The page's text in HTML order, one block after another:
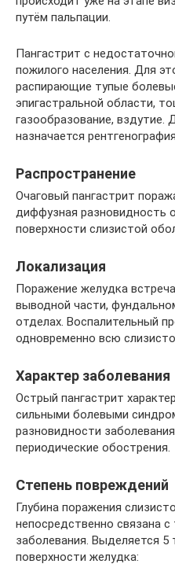
путём пальпации.
Пангастрит с
пожилого населения. Для
распирающие тупые
эпигастральной области,
газообразование, вздутие.
назначается рентгенография.
Распространение
Очаговый пангастрит
диффузная разновидность
поверхности слизистой
Локализация
Поражение желудка
выводной части,
отделах. Воспалительный
одновременно всю
Характер заболевания
Острый пангастрит
сильными болевыми
разновидности
периодические обострения.
Степень повреждений
Глубина поражения
непосредственно связана
заболевания. Выделяется 5
поверхности желудка: